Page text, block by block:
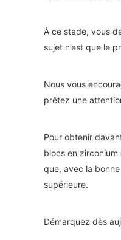
À ce stade, vous
sujet n’est que le
Nous vous
prêtez une
Pour obtenir
blocs en
que, avec la
supérieure.
Démarquez dès